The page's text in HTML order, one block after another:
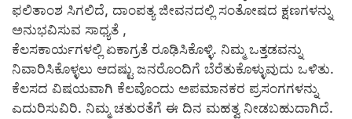
ಫಲಿತಾಂಶ ಸಿಗಲಿದೆ, ದಾಂಪತ್ಯ ಜೀವನದಲ್ಲಿ ಸಂತೋಷದ ಕ್ಷಣಗಳನ್ನು
ಅನುಭವಿಸುವ ಸಾಧ್ಯತೆ ,
ಕೆಲಸಕಾರ್ಯಗಳಲ್ಲಿ ಏಕಾಗ್ರತೆ ರೂಢಿಸಿಕೊಳ್ಳಿ. ನಿಮ್ಮ ಒತ್ತಡವನ್ನು
ನಿವಾರಿಸಿಕೊಳ್ಳಲು ಆದಷ್ಟು ಜನರೊಂದಿಗೆ ಬೆರೆತುಕೊಳ್ಳುವುದು ಒಳಿತು.
ಕೆಲಸದ ವಿಷಯವಾಗಿ ಕೆಲವೊಂದು ಅಪಮಾನಕರ ಪ್ರಸಂಗಗಳನ್ನು
ಎದುರಿಸುವಿರಿ. ನಿಮ್ಮ ಚತುರತೆಗೆ ಈ ದಿನ ಮಹತ್ವ ನೀಡಬಹುದಾಗಿದೆ.